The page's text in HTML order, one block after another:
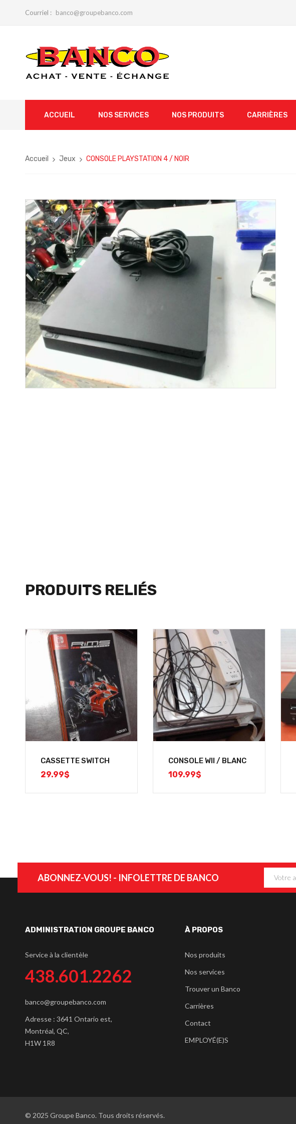
Courriel : banco@groupebanco.com
ACCUEIL NOS SERVICES NOS PRODUITS CARRIÈRES
Accueil Jeux CONSOLE PLAYSTATION 4 / NOIR
PRODUITS RELIÉS
CASSETTE SWITCH
29.99$
CONSOLE WII / BLANC
109.99$
ABONNEZ-VOUS! - INFOLETTRE DE BANCO
ADMINISTRATION GROUPE BANCO
Service à la clientèle
438.601.2262
banco@groupebanco.com
Adresse : 3641 Ontario est,
Montréal, QC,
H1W 1R8
À PROPOS
Nos produits
Nos services
Trouver un Banco
Carrières
Contact
EMPLOYÉ(E)S
© 2025 Groupe Banco. Tous droits réservés.